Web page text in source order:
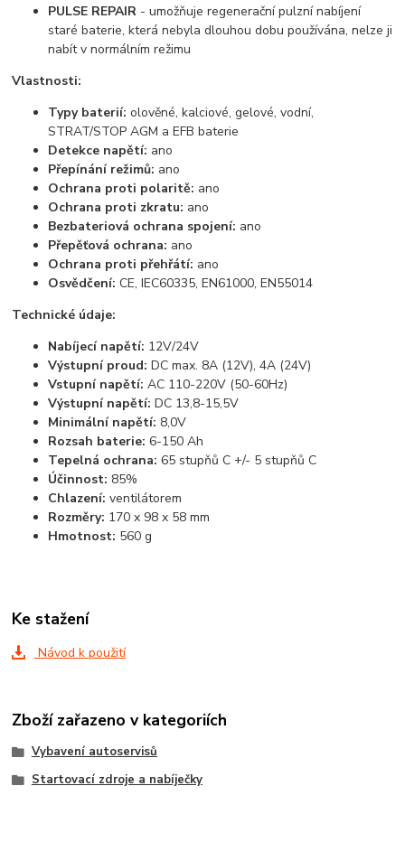
PULSE REPAIR - umožňuje regenerační pulzní nabíjení
staré baterie, která nebyla dlouhou dobu používána, nelze ji
nabít v normálním režimu
Vlastnosti:
Typy baterií:olověné, kalciové, gelové, vodní,
STRAT/STOP AGM a EFB baterie
Detekce napětí: ano
Přepínání režimů: ano
Ochrana proti polaritě: ano
Ochrana proti zkratu: ano
Bezbateriová ochrana spojení: ano
Přepěťová ochrana: ano
Ochrana proti přehřátí: ano
Osvědčení: CE, IEC60335, EN61000, EN55014
Technické údaje:
Nabíjecí napětí: 12V/24V
Výstupní proud: DC max. 8A (12V), 4A (24V)
Vstupní napětí:AC 110-220V (50-60Hz)
Výstupní napětí:DC 13,8-15,5V
Minimální napětí: 8,0V
Rozsah baterie: 6-150 Ah
Tepelná ochrana:65 stupňů C +/- 5 stupňů C
Účinnost: 85%
Chlazení:ventilátorem
Rozměry: 170 x 98 x 58 mm
Hmotnost: 560 g
Ke stažení
Návod k použití
Zboží zařazeno v kategoriích
Vybavení autoservisů
Startovací zdroje a nabíječky